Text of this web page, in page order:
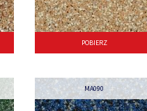
POBIERZ
MA090